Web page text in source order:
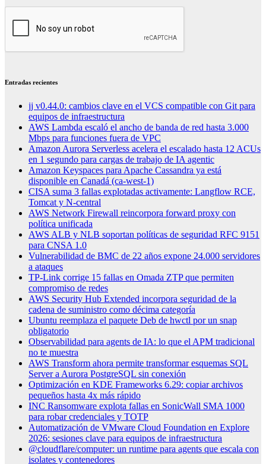
Entradas recientes
jj v0.44.0: cambios clave en el VCS compatible con Git para
equipos de infraestructura
AWS Lambda escaló el ancho de banda de red hasta 3.000
Mbps para funciones fuera de VPC
Amazon Aurora Serverless acelera el escalado hasta 12 ACUs
en 1 segundo para cargas de trabajo de IA agentic
Amazon Keyspaces para Apache Cassandra ya está
disponible en Canadá (ca-west-1)
CISA suma 3 fallas explotadas activamente: Langflow RCE,
Tomcat y N-central
AWS Network Firewall reincorpora forward proxy con
política unificada
AWS ALB y NLB soportan políticas de seguridad RFC 9151
para CNSA 1.0
Vulnerabilidad de BMC de 22 años expone 24.000 servidores
a ataques
TP-Link corrige 15 fallas en Omada ZTP que permiten
compromiso de redes
AWS Security Hub Extended incorpora seguridad de la
cadena de suministro como décima categoría
Ubuntu reemplaza el paquete Deb de hwctl por un snap
obligatorio
Observabilidad para agents de IA: lo que el APM tradicional
no te muestra
AWS Transform ahora permite transformar esquemas SQL
Server a Aurora PostgreSQL sin conexión
Optimización en KDE Frameworks 6.29: copiar archivos
pequeños hasta 4x más rápido
INC Ransomware explota fallas en SonicWall SMA 1000
para robar credenciales y TOTP
Automatización de VMware Cloud Foundation en Explore
2026: sesiones clave para equipos de infraestructura
@cloudflare/computer: un runtime para agents que escala con
isolates y contenedores